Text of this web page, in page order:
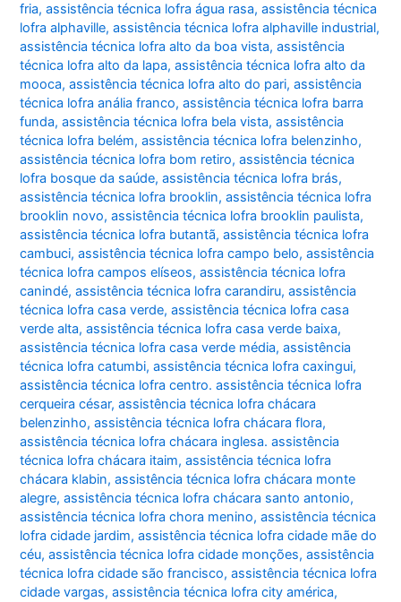
fria,assistência técnica lofra água rasa,assistência técnica
lofra alphaville,assistência técnica lofra alphaville industrial,
assistência técnica lofra alto da boa vista,assistência
técnica lofra alto da lapa,assistência técnica lofra alto da
mooca,assistência técnica lofra alto do pari,assistência
técnica lofra anália franco,assistência técnica lofra barra
funda,assistência técnica lofra bela vista,assistência
técnica lofra belém,assistência técnica lofra belenzinho,
assistência técnica lofra bom retiro,assistência técnica
lofra bosque da saúde,assistência técnica lofra brás,
assistência técnica lofra brooklin,assistência técnica lofra
brooklin novo,assistência técnica lofra brooklin paulista,
assistência técnica lofra butantã,assistência técnica lofra
cambuci,assistência técnica lofra campo belo,assistência
técnica lofra campos elíseos,assistência técnica lofra
canindé,assistência técnica lofra carandiru,assistência
técnica lofra casa verde,assistência técnica lofra casa
verde alta,assistência técnica lofra casa verde baixa,
assistência técnica lofra casa verde média,assistência
técnica lofra catumbi,assistência técnica lofra caxingui,
assistência técnica lofra centro. assistência técnica lofra
cerqueira césar,assistência técnica lofra chácara
belenzinho,assistência técnica lofra chácara flora,
assistência técnica lofra chácara inglesa. assistência
técnica lofra chácara itaim,assistência técnica lofra
chácara klabin,assistência técnica lofra chácara monte
alegre,assistência técnica lofra chácara santo antonio,
assistência técnica lofra chora menino,assistência técnica
lofra cidade jardim,assistência técnica lofra cidade mãe do
céu,assistência técnica lofra cidade monções,assistência
técnica lofra cidade são francisco,assistência técnica lofra
cidade vargas,assistência técnica lofra city américa,